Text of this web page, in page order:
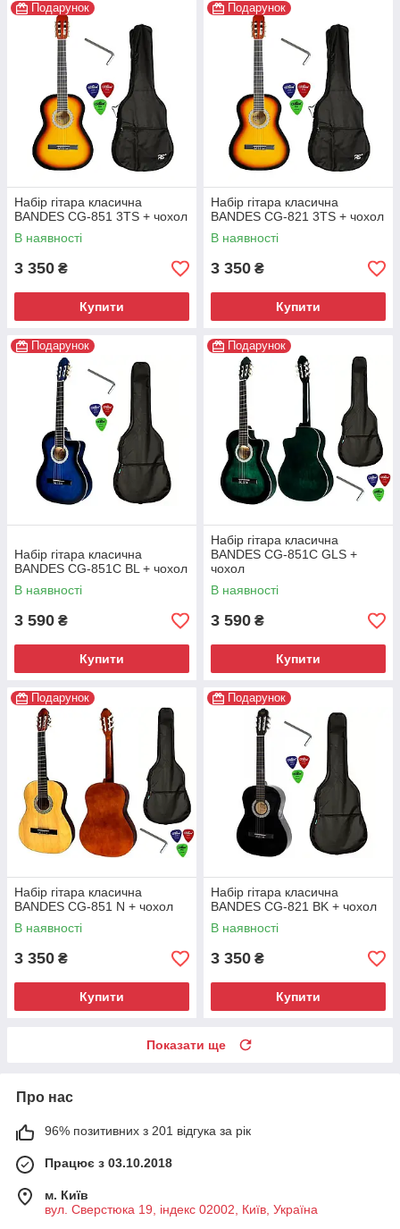
Подарунок
Набір гітара класична
BANDES CG-851 3TS + чохол
В наявності
3 350 ₴
Купити
Подарунок
Набір гітара класична
BANDES CG-821 3TS + чохол
В наявності
3 350 ₴
Купити
Подарунок
Набір гітара класична
BANDES CG-851C BL + чохол
В наявності
3 590 ₴
Купити
Подарунок
Набір гітара класична
BANDES CG-851C GLS +
чохол
В наявності
3 590 ₴
Купити
Подарунок
Набір гітара класична
BANDES CG-851 N + чохол
В наявності
3 350 ₴
Купити
Подарунок
Набір гітара класична
BANDES CG-821 BK + чохол
В наявності
3 350 ₴
Купити
Показати ще
Про нас
96% позитивних з 201 відгука за рік
Працює з 03.10.2018
м. Київ
вул. Сверстюка 19, індекс 02002, Київ, Україна